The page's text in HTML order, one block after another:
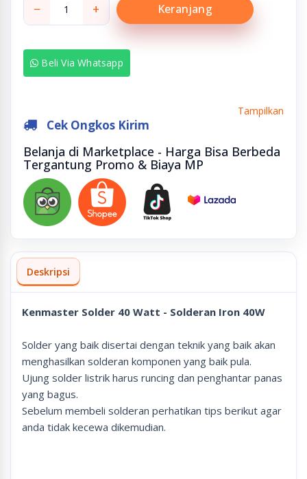
− + Keranjang
Beli Via Whatsapp
Cek Ongkos Kirim
Tampilkan
Belanja di Marketplace - Harga Bisa Berbeda
Tergantung Promo & Biaya MP
Deskripsi
Kenmaster Solder 40 Watt - Solderan Iron 40W
Solder yang baik disertai dengan teknik yang baik akan
menghasilkan solderan komponen yang baik pula.
Ujung solder listrik harus runcing dan penghantar panas
yang bagus.
Sebelum membeli solderan perhatikan tips berikut agar
anda tidak kecewa dikemudian.